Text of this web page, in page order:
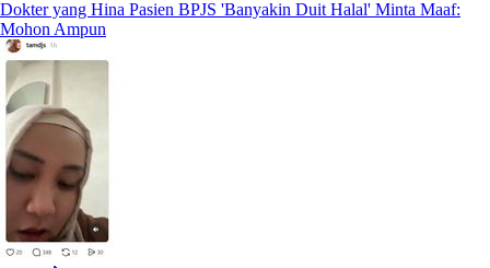
Dokter yang Hina Pasien BPJS 'Banyakin Duit Halal' Minta Maaf:
Mohon Ampun